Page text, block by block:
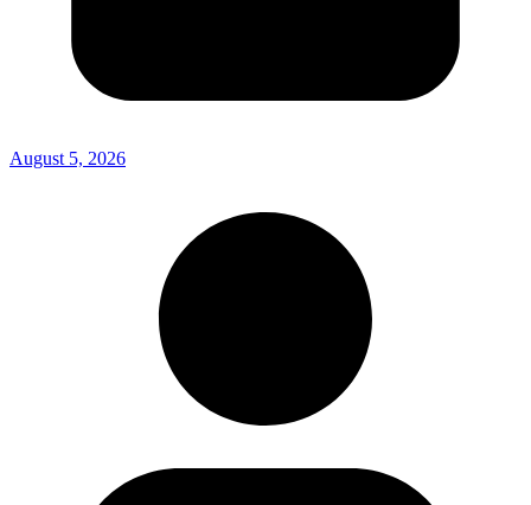
August 5, 2026